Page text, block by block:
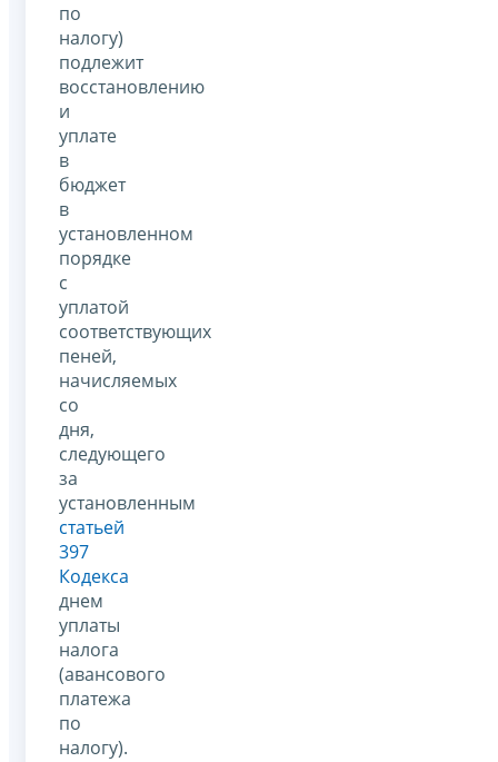
по
налогу)
подлежит
восстановлению
и
уплате
в
бюджет
в
установленном
порядке
с
уплатой
соответствующих
пеней,
начисляемых
со
дня,
следующего
за
установленным
статьей
397
Кодекса
днем
уплаты
налога
(авансового
платежа
по
налогу).